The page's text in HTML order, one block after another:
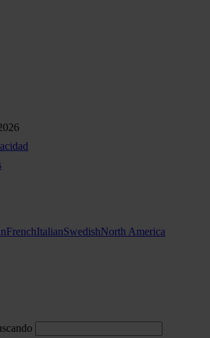
FrenchItalianSwedishNorth America